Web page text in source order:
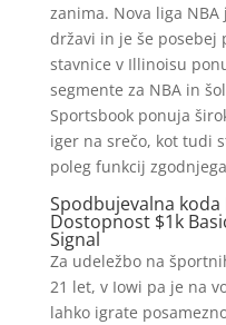
zanima. Nova liga
državi in ​​je še posebej
stavnice v Illinoisu
segmente za NBA in
Sportsbook ponuja
iger na srečo, kot tudi
poleg funkcij
Spodbujevalna koda
Dostopnost $1k
Signal
Za udeležbo na
21 let, v Iowi pa je na
lahko igrate